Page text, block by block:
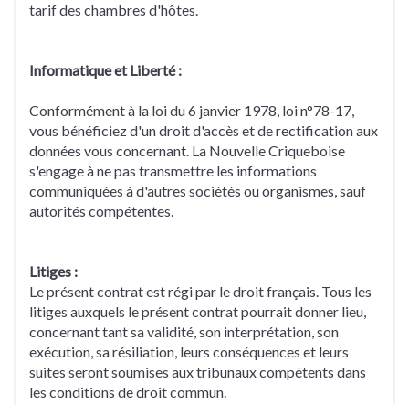
tarif des chambres d'hôtes.
Informatique et Liberté :
Conformément à la loi du 6 janvier 1978, loi n°78-17,
vous bénéficiez d'un droit d'accès et de rectification aux
données vous concernant. La Nouvelle Criqueboise
s'engage à ne pas transmettre les informations
communiquées à d'autres sociétés ou organismes, sauf
autorités compétentes.
Litiges :
Le présent contrat est régi par le droit français. Tous les
litiges auxquels le présent contrat pourrait donner lieu,
concernant tant sa validité, son interprétation, son
exécution, sa résiliation, leurs conséquences et leurs
suites seront soumises aux tribunaux compétents dans
les conditions de droit commun.